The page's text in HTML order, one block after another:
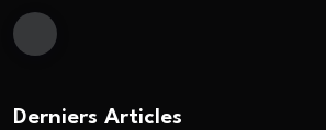
Derniers Articles